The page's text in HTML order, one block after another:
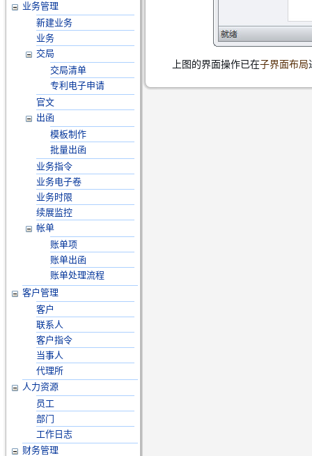
业务管理
新建业务
业务
交局
交局清单
专利电子申请
官文
出函
模板制作
批量出函
业务指令
业务电子卷
业务时限
续展监控
帐单
账单项
账单出函
账单处理流程
客户管理
客户
联系人
客户指令
当事人
代理所
人力资源
员工
部门
工作日志
财务管理
上图的界面操作已在子界面布局